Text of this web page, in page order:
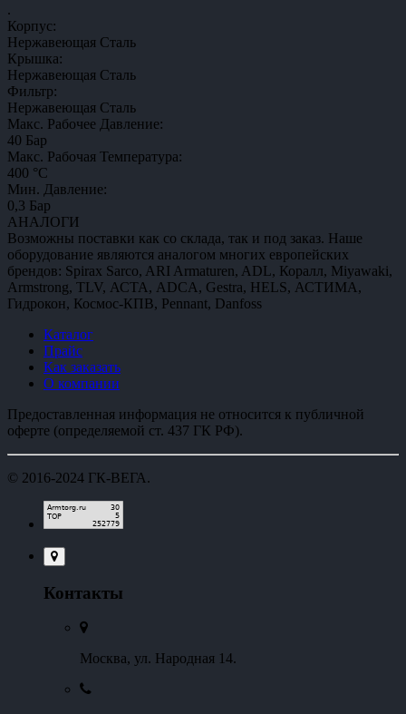
.
Корпус:
Нержавеющая Сталь
Крышка:
Нержавеющая Сталь
Фильтр:
Нержавеющая Сталь
Maкс. Рабочее Давление:
40 Бар
Maкс. Рабочая Температура:
400 °C
Mин. Давление:
0,3 Бар
АНАЛОГИ
Возможны поставки как со склада, так и под заказ. Наше
оборудование являются аналогом многих европейских
брендов: Spirax Sarco, ARI Armaturen, ADL, Коралл, Miyawaki,
Armstrong, TLV, АСТА, ADCA, Gestra, HELS, АСТИМА,
Гидрокон, Космос-КПВ, Pennant, Danfoss
Каталог
Прайс
Как заказать
О компании
Предоставленная информация не относится к публичной
оферте (определяемой ст. 437 ГК РФ).
© 2016-2024 ГК-ВЕГА.
Контакты
Москва, ул. Народная 14.